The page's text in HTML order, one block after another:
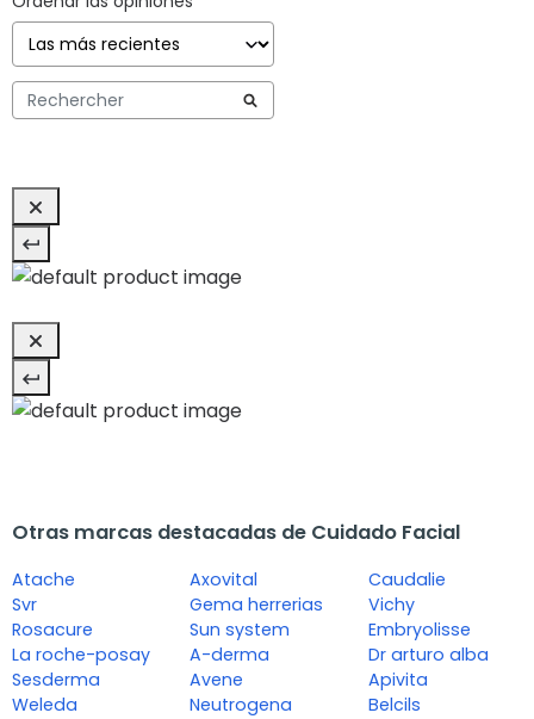
Otras marcas destacadas de Cuidado Facial
Atache
Svr
Rosacure
La roche-posay
Sesderma
Weleda
Axovital
Gema herrerias
Sun system
A-derma
Avene
Neutrogena
Caudalie
Vichy
Embryolisse
Dr arturo alba
Apivita
Belcils